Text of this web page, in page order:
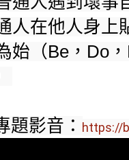
人在他人身上
始（Be，Do
題影音： https://